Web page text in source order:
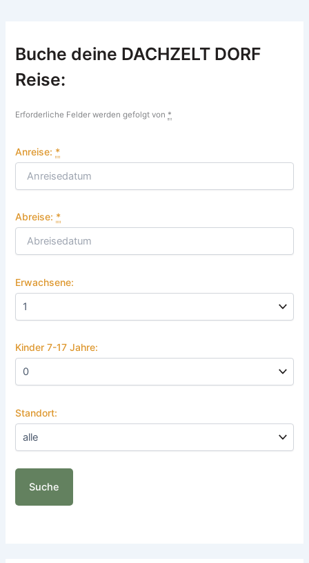
Buche deine DACHZELT DORF
Reise:
Erforderliche Felder werden gefolgt von *
Anreise: *
Abreise: *
Erwachsene:
Kinder 7-17 Jahre:
Standort: